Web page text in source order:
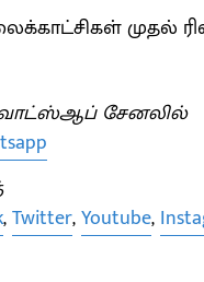
முதல்
சேனலில்
,Twitter,Youtube,